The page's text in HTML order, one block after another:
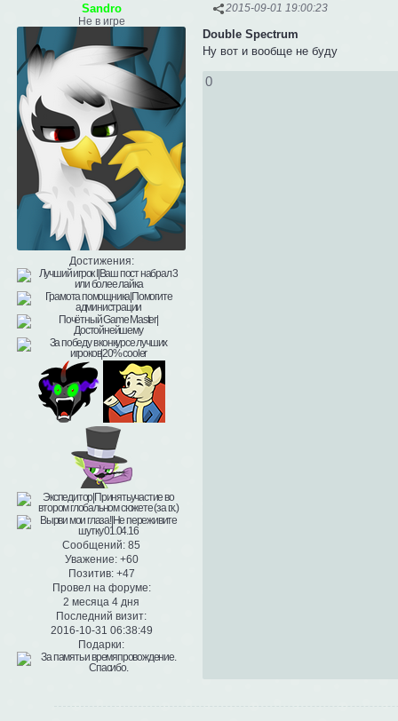
2015-09-01 19:00:23
Sandro
Не в игре
Достижения:
Сообщений: 85
Уважение: +60
Позитив: +47
Провел на форуме:
2 месяца 4 дня
Последний визит:
2016-10-31 06:38:49
Подарки:
Double Spectrum
Ну вот и вообще не буду
0